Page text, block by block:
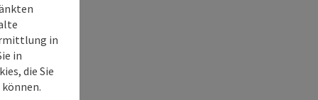
in
in
die Sie